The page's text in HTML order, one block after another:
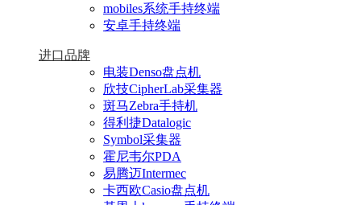
mobiles系统手持终端
安卓手持终端
进口品牌
电装Denso盘点机
欣技CipherLab采集器
斑马Zebra手持机
得利捷Datalogic
Symbol采集器
霍尼韦尔PDA
易腾迈Intermec
卡西欧Casio盘点机